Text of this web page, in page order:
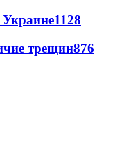
Украине1128
трещин876